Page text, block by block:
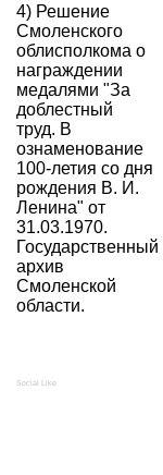
4) Решение
Смоленского
облисполкома о
награждении
медалями "За
доблестный
труд. В
ознаменование
100-летия со дня
рождения В. И.
Ленина" от
31.03.1970.
Государственный
архив
Смоленской
области.
Social Like